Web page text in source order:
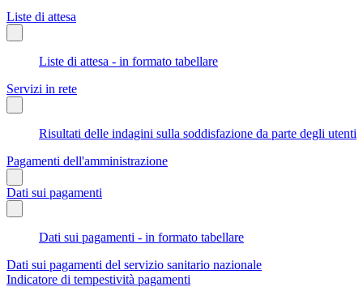
Liste di attesa
Liste di attesa - in formato tabellare
Servizi in rete
Risultati delle indagini sulla soddisfazione da parte degli utenti
Pagamenti dell'amministrazione
Dati sui pagamenti
Dati sui pagamenti - in formato tabellare
Dati sui pagamenti del servizio sanitario nazionale
Indicatore di tempestività pagamenti